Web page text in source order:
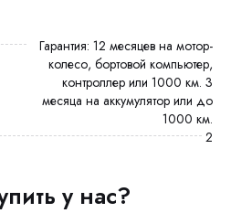
Гарантия: 12 месяцев на мотор-
колесо, бортовой компьютер,
контроллер или 1000 км. 3
месяца на аккумулятор или до
1000 км.
2
у нас?